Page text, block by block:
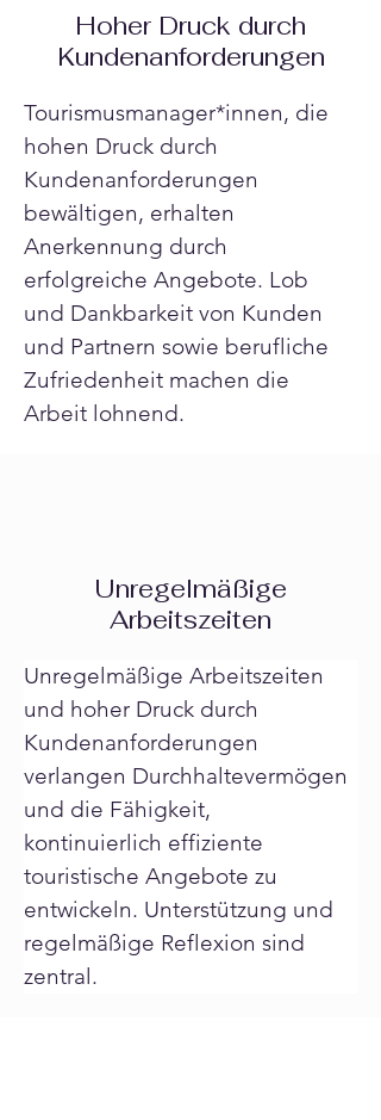
Hoher Druck durch
Kundenanforderungen
Tourismusmanager*innen, die
hohen Druck durch
Kundenanforderungen
bewältigen, erhalten
Anerkennung durch
erfolgreiche Angebote. Lob
und Dankbarkeit von Kunden
und Partnern sowie berufliche
Zufriedenheit machen die
Arbeit lohnend.
Unregelmäßige
Arbeitszeiten
Unregelmäßige Arbeitszeiten
und hoher Druck durch
Kundenanforderungen
verlangen Durchhaltevermögen
und die Fähigkeit,
kontinuierlich effiziente
touristische Angebote zu
entwickeln. Unterstützung und
regelmäßige Reflexion sind
zentral.